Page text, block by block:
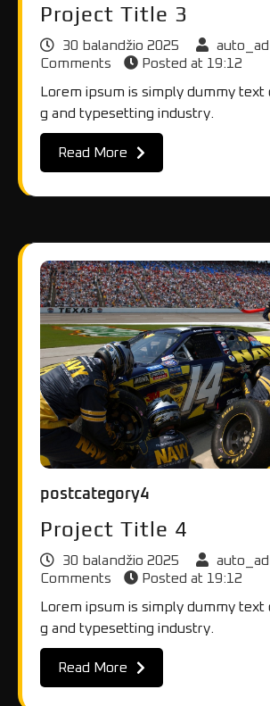
Project Title 3
30 balandžio 2025
Comments
Posted at 19:12
Lorem ipsum is simply dummy
g and typesetting industry.
Read More
postcategory4
Project Title 4
30 balandžio 2025
Comments
Posted at 19:12
Lorem ipsum is simply dummy
g and typesetting industry.
Read More